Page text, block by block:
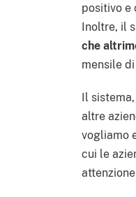
positivo e
Inoltre, il
che
mensile
Il
altre
vogliamo
cui le